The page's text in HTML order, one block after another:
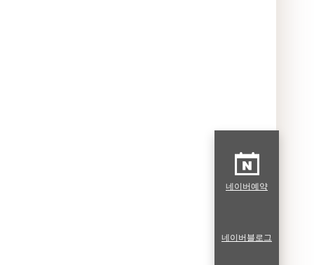
네이버예약
네이버블로그